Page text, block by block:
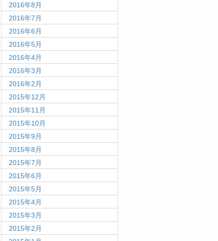
2016年8月
2016年7月
2016年6月
2016年5月
2016年4月
2016年3月
2016年2月
2015年12月
2015年11月
2015年10月
2015年9月
2015年8月
2015年7月
2015年6月
2015年5月
2015年4月
2015年3月
2015年2月